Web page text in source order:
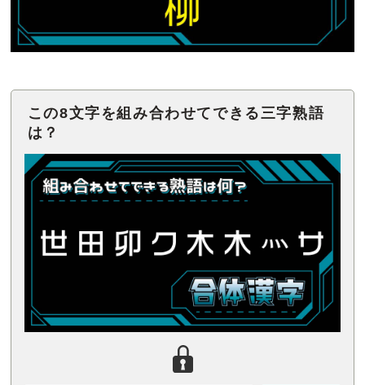
この8文字を組み合わせてできる三字熟語
は？